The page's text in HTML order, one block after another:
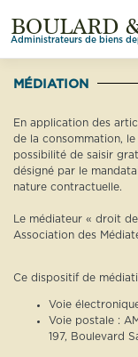
content
BOULARD
Administrateurs de biens
MÉDIATION
En application des
de la consommation,
possibilité de saisir
désigné par le
nature contractuelle.
Le médiateur « droit
Association des
Ce dispositif de
Voie
Voie postale :
197, Boulevard